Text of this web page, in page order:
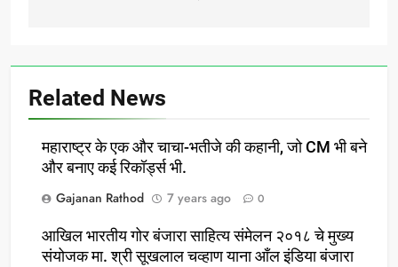
Related News
महाराष्ट्र के एक और चाचा-भतीजे की कहानी, जो CM भी बने
और बनाए कई रिकॉर्ड्स भी.
Gajanan Rathod
7 years ago 0
आखिल भारतीय गोर बंजारा साहित्य संमेलन २०१८ चे मुख्य
संयोजक मा. श्री सूखलाल चव्हाण याना आँल इंडिया बंजारा